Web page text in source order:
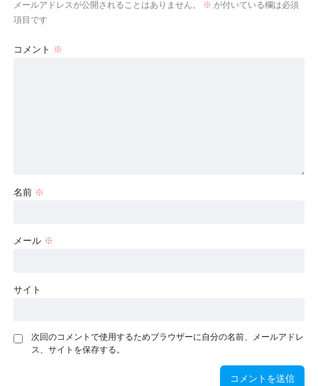
メールアドレスが公開されることはありません。 ※ が付いている欄は必須
項目です
コメント ※
名前 ※
メール ※
サイト
次回のコメントで使用するためブラウザーに自分の名前、メールアドレ
ス、サイトを保存する。